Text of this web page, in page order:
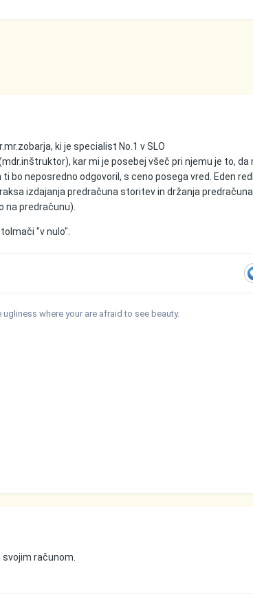
ki je specialist No.1 v SLO
kar mi je posebej všeč pri njemu je to, da
bo neposredno odgovoril, s ceno posega vred. Eden
izdajanja predračuna storitev in držanja
na predračunu).
"v nulo".
where your are afraid to see beauty.
svojim računom.